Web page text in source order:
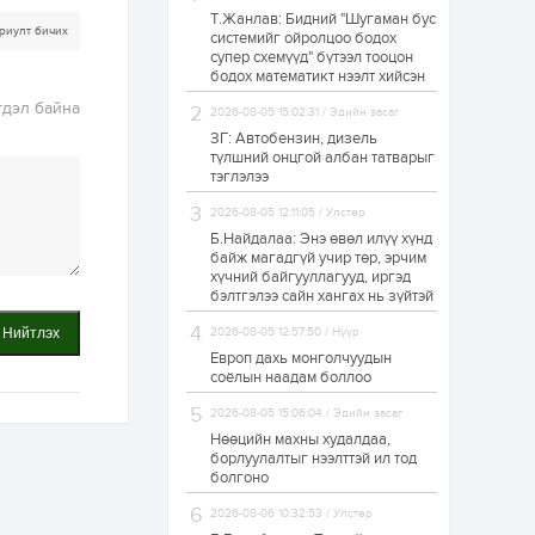
бичих
байна
Нийтлэх
Н.Номтойбаяр:
Аймгуудад
тулгамдаж буй
асуудлуудыг долоо
хоног бүр Засгийн
газрын...
1 өдөр 0
УИХ-ын дарга
С.Бямбацогт төрийг
тахих төрийн
тахилгад оролцлоо
1 өдөр 3 0
“Хотын дарга сонсож
байна” 150150 тусгай
дугаарыг
наймдугаар сарын
1 өдөр
“Чингис хаан” олон
улсын нисэх буудал
руу нийтийн тээврийн
автобус 24 цагаар
Т.Жанлав: Бидний "Шугаман бус
системийг ойролцоо бодох
супер схемүүд" бүтээл тооцон
бодох математикт нээлт хийсэн
2026-08-05 15:02:31 / Эдийн засаг
ЗГ: Автобензин, дизель
түлшний онцгой албан татварыг
тэглэлээ
2026-08-05 12:11:05 / Улстөр
Б.Найдалаа: Энэ өвөл илүү хүнд
байж магадгүй учир төр, эрчим
хүчний байгууллагууд, иргэд
бэлтгэлээ сайн хангах нь зүйтэй
2026-08-05 12:57:50 / Нүүр
Европ дахь монголчуудын
соёлын наадам боллоо
2026-08-05 15:06:04 / Эдийн засаг
Нөөцийн махны худалдаа,
борлуулалтыг нээлттэй ил тод
болгоно
2026-08-06 10:32:53 / Улстөр